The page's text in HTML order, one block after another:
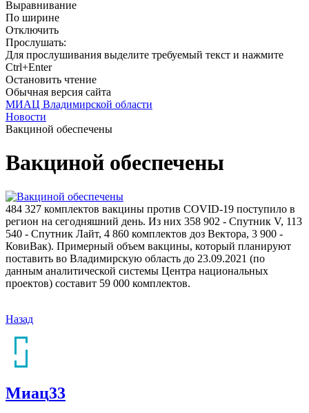
Выравнивание
По ширине
Отключить
Прослушать:
Для прослушивания выделите требуемый текст и нажмите
Ctrl+Enter
Остановить чтение
Обычная версия сайта
МИАЦ Владимирской области
Новости
Вакциной обеспечены
Вакциной обеспечены
484 327 комплектов вакцины против COVID-19 поступило в
регион на сегодняшний день. Из них 358 902 - Спутник V, 113
540 - Спутник Лайт, 4 860 комплектов доз Вектора, 3 900 -
КовиВак). Примерный объем вакцины, который планируют
поставить во Владимирскую область до 23.09.2021 (по
данным аналитической системы Центра национальных
проектов) составит 59 000 комплектов.
Назад
Миац33